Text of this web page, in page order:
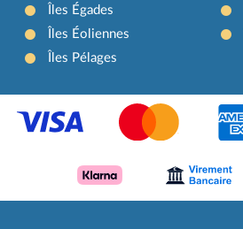
Îles Égades
Îles Éoliennes
Îles Pélages